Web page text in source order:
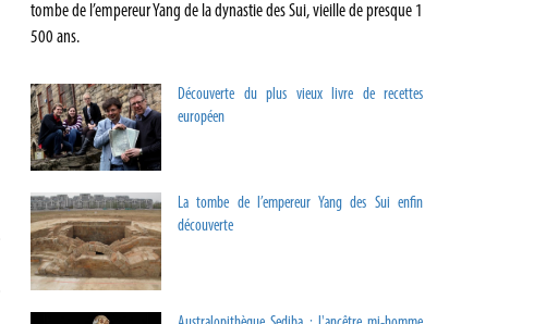
tombe de l’empereur Yang de la dynastie des Sui, vieille de presque 1
500 ans.
Découverte du plus vieux livre de recettes
européen
La tombe de l’empereur Yang des Sui enfin
découverte